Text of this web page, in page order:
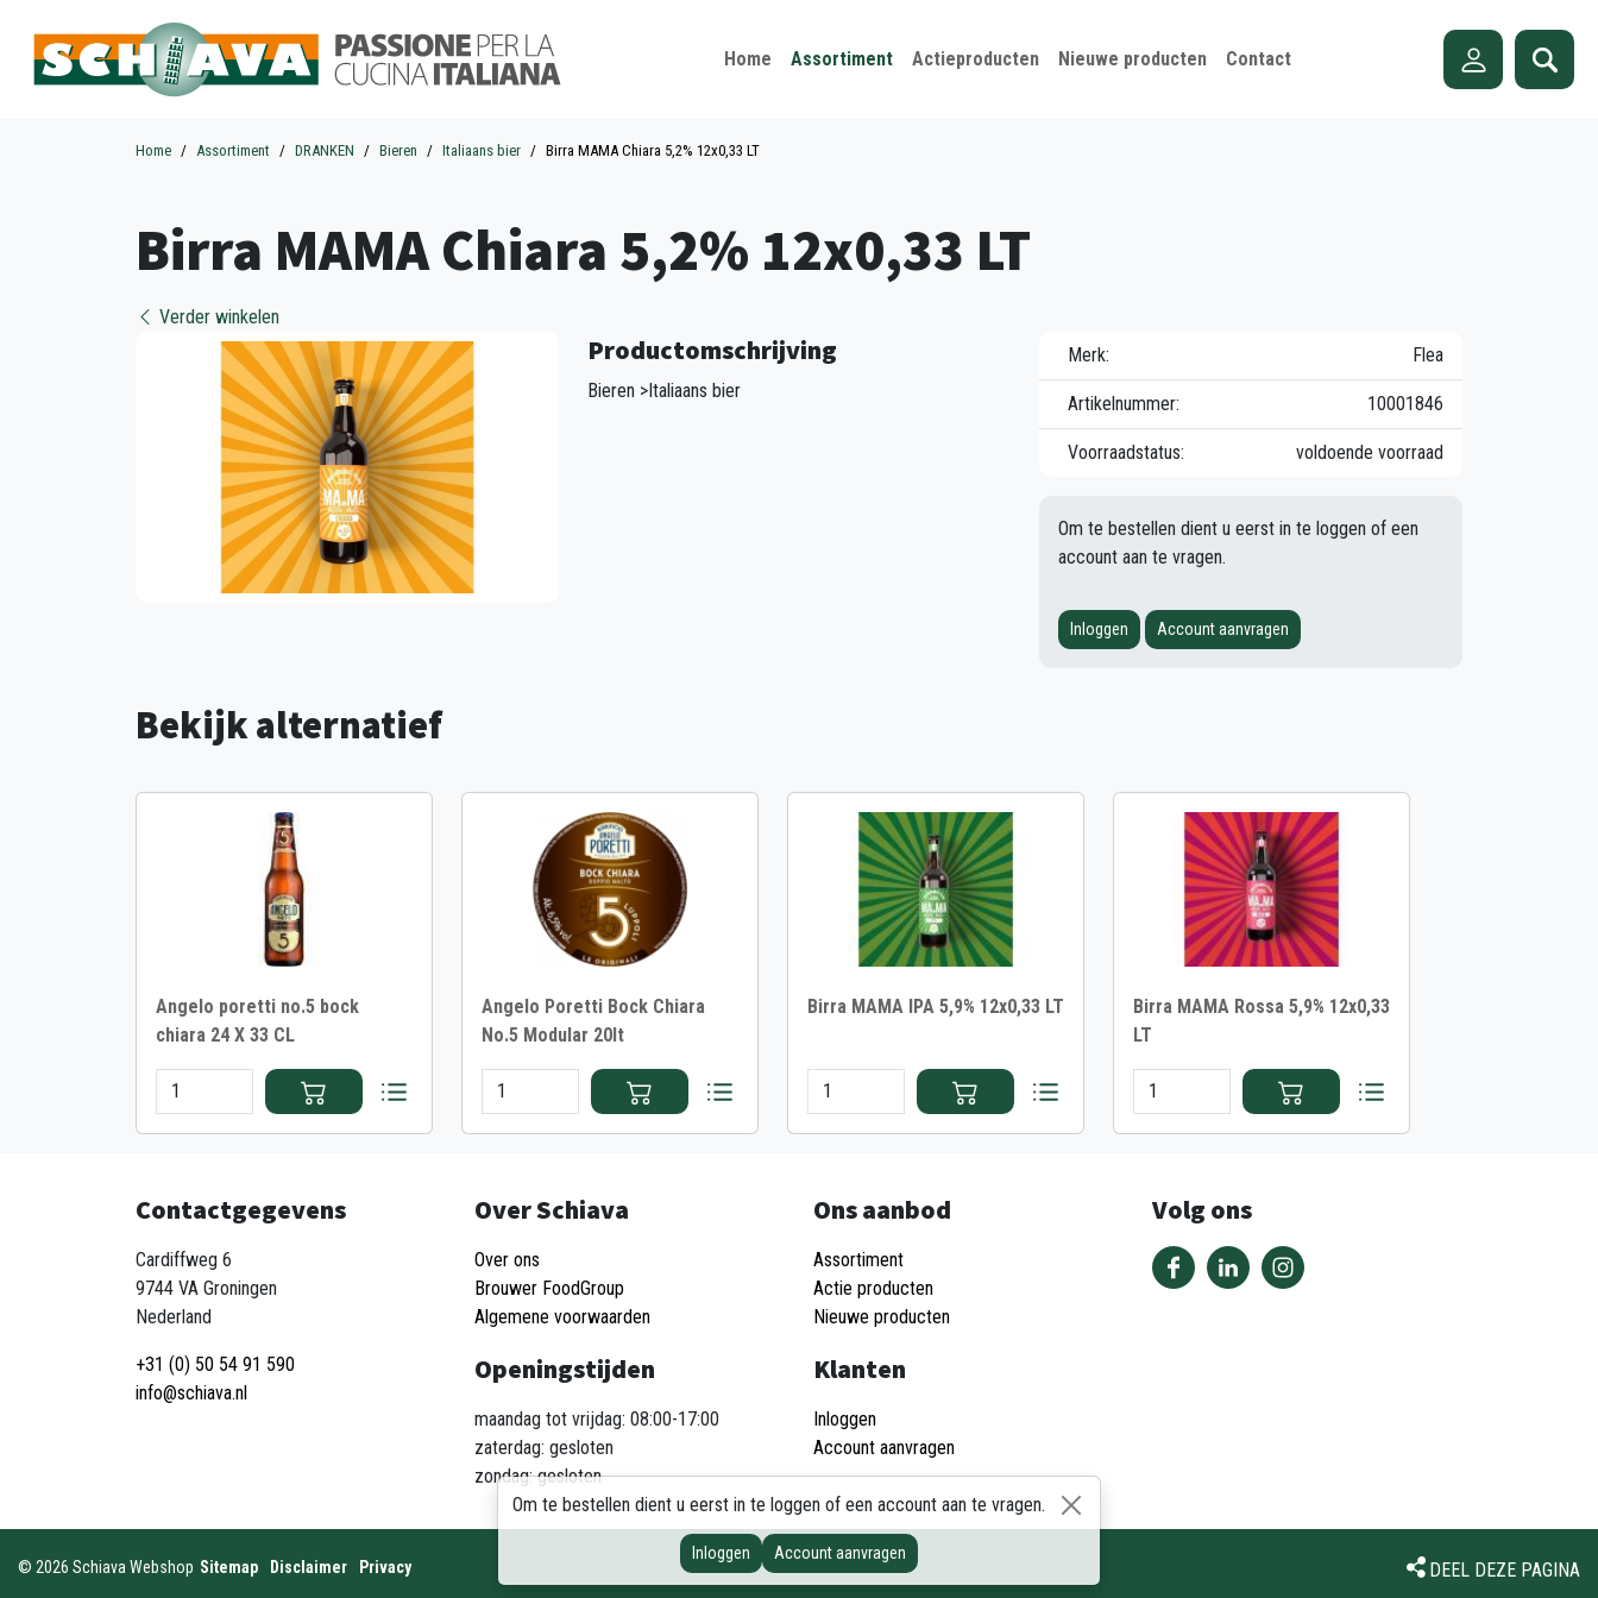
Home Assortiment Actieproducten Nieuwe producten Contact
Home Assortiment DRANKEN Bieren Italiaans bier Birra MAMA Chiara 5,2% 12x0,33 LT
Birra MAMA Chiara 5,2% 12x0,33 LT
Verder winkelen
Productomschrijving
Bieren >Italiaans bier
Merk: Flea
Artikelnummer: 10001846
Voorraadstatus: voldoende voorraad
Om te bestellen dient u eerst in te loggen of een
account aan te vragen.
Inloggen Account aanvragen
Bekijk alternatief
Angelo poretti no.5 bock
chiara 24 X 33 CL
Angelo Poretti Bock Chiara
No.5 Modular 20lt
Birra MAMA IPA 5,9% 12x0,33 LT
Birra MAMA Rossa 5,9% 12x0,33
LT
Om te bestellen dient u eerst in te loggen of een account aan te vragen.
Inloggen Account aanvragen
Contactgegevens
Cardiffweg 6
9744 VA Groningen
Nederland
+31 (0) 50 54 91 590
info@schiava.nl
Over Schiava
Over ons
Brouwer FoodGroup
Algemene voorwaarden
Openingstijden
maandag tot vrijdag: 08:00-17:00
zaterdag: gesloten
zondag: gesloten
Ons aanbod
Assortiment
Actie producten
Nieuwe producten
Klanten
Inloggen
Account aanvragen
Volg ons
© 2026 Schiava Webshop Sitemap Disclaimer Privacy DEEL DEZE PAGINA